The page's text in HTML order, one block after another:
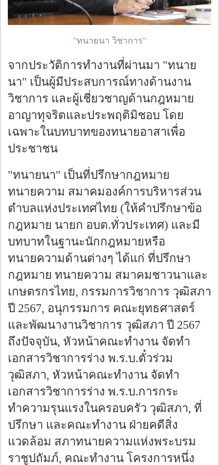
"ทนายนา วิชาการ"
จากประวัติการทำงานที่ผ่านมา "ทนาย
นา" เป็นผู้มีประสบการณ์ทางด้านงาน
วิชาการ และผู้เชี่ยวชาญด้านกฎหมาย
อาญาทุจริตและประพฤติมิชอบ โดย
เฉพาะในบทบาทของทนายอาสาเพื่อ
ประชาชน
"ทนายนา" เป็นที่ปรึกษากฎหมาย
ทนายความ สมาคมองค์การบริหารส่วน
ตำบลแห่งประเทศไทย (ให้คำปรึกษาข้อ
กฎหมาย นายก อบต.ทั่วประเทศ) และมี
บทบาทในฐานะนักกฎหมายหรือ
ทนายความด้านต่างๆ ได้แก่ ที่ปรึกษา
กฎหมาย ทนายความ สมาคมชาวนาและ
เกษตรกรไทย, กรรมการวิชาการ วุฒิสภา
ปี 2567, อนุกรรมการ คณะยุทธศาสตร์
และพัฒนางานวิชาการ วุฒิสภา ปี 2567
ถึงปัจจุบัน, หัวหน้าคณะทำงาน จัดทำ
เอกสารวิชาการร่าง พ.ร.บ.ตั๋วร่วม
วุฒิสภา, หัวหน้าคณะทำงาน จัดทำ
เอกสารวิชาการร่าง พ.ร.บ.การกระ
ทำความรุนแรงในครอบครัว วุฒิสภา, ที่
ปรึกษา และคณะทำงาน ฝ่ายคดีสิ่ง
แวดล้อม สภาทนายความแห่งพระบรม
ราชูปถัมภ์, คณะทำงาน โครงการหนึ่ง